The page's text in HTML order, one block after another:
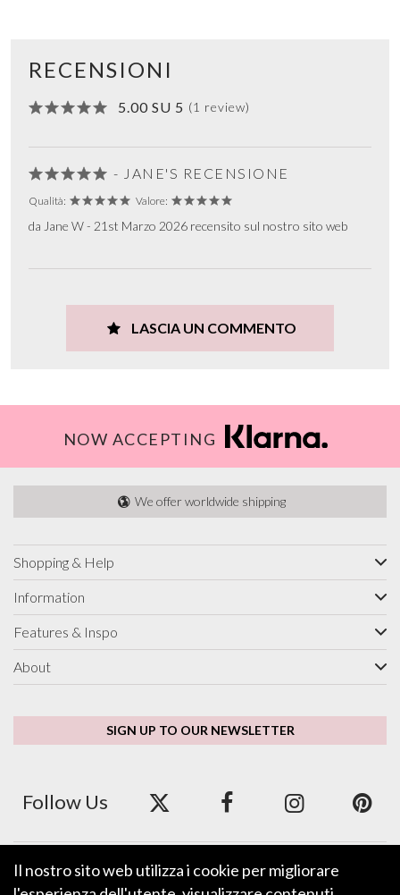
RECENSIONI
5.00 SU 5 (1 review)
- JANE'S RECENSIONE
Qualità: Valore:
da Jane W - 21st Marzo 2026 recensito sul nostro sito web
LASCIA UN COMMENTO
NOW ACCEPTING
We offer worldwide shipping
Shopping & Help
Information
Features & Inspo
About
SIGN UP TO OUR NEWSLETTER
Follow Us
We accept ApplePay, GooglePay, PayPal and Credit/Debit Card.
Il nostro sito web utilizza i cookie per migliorare